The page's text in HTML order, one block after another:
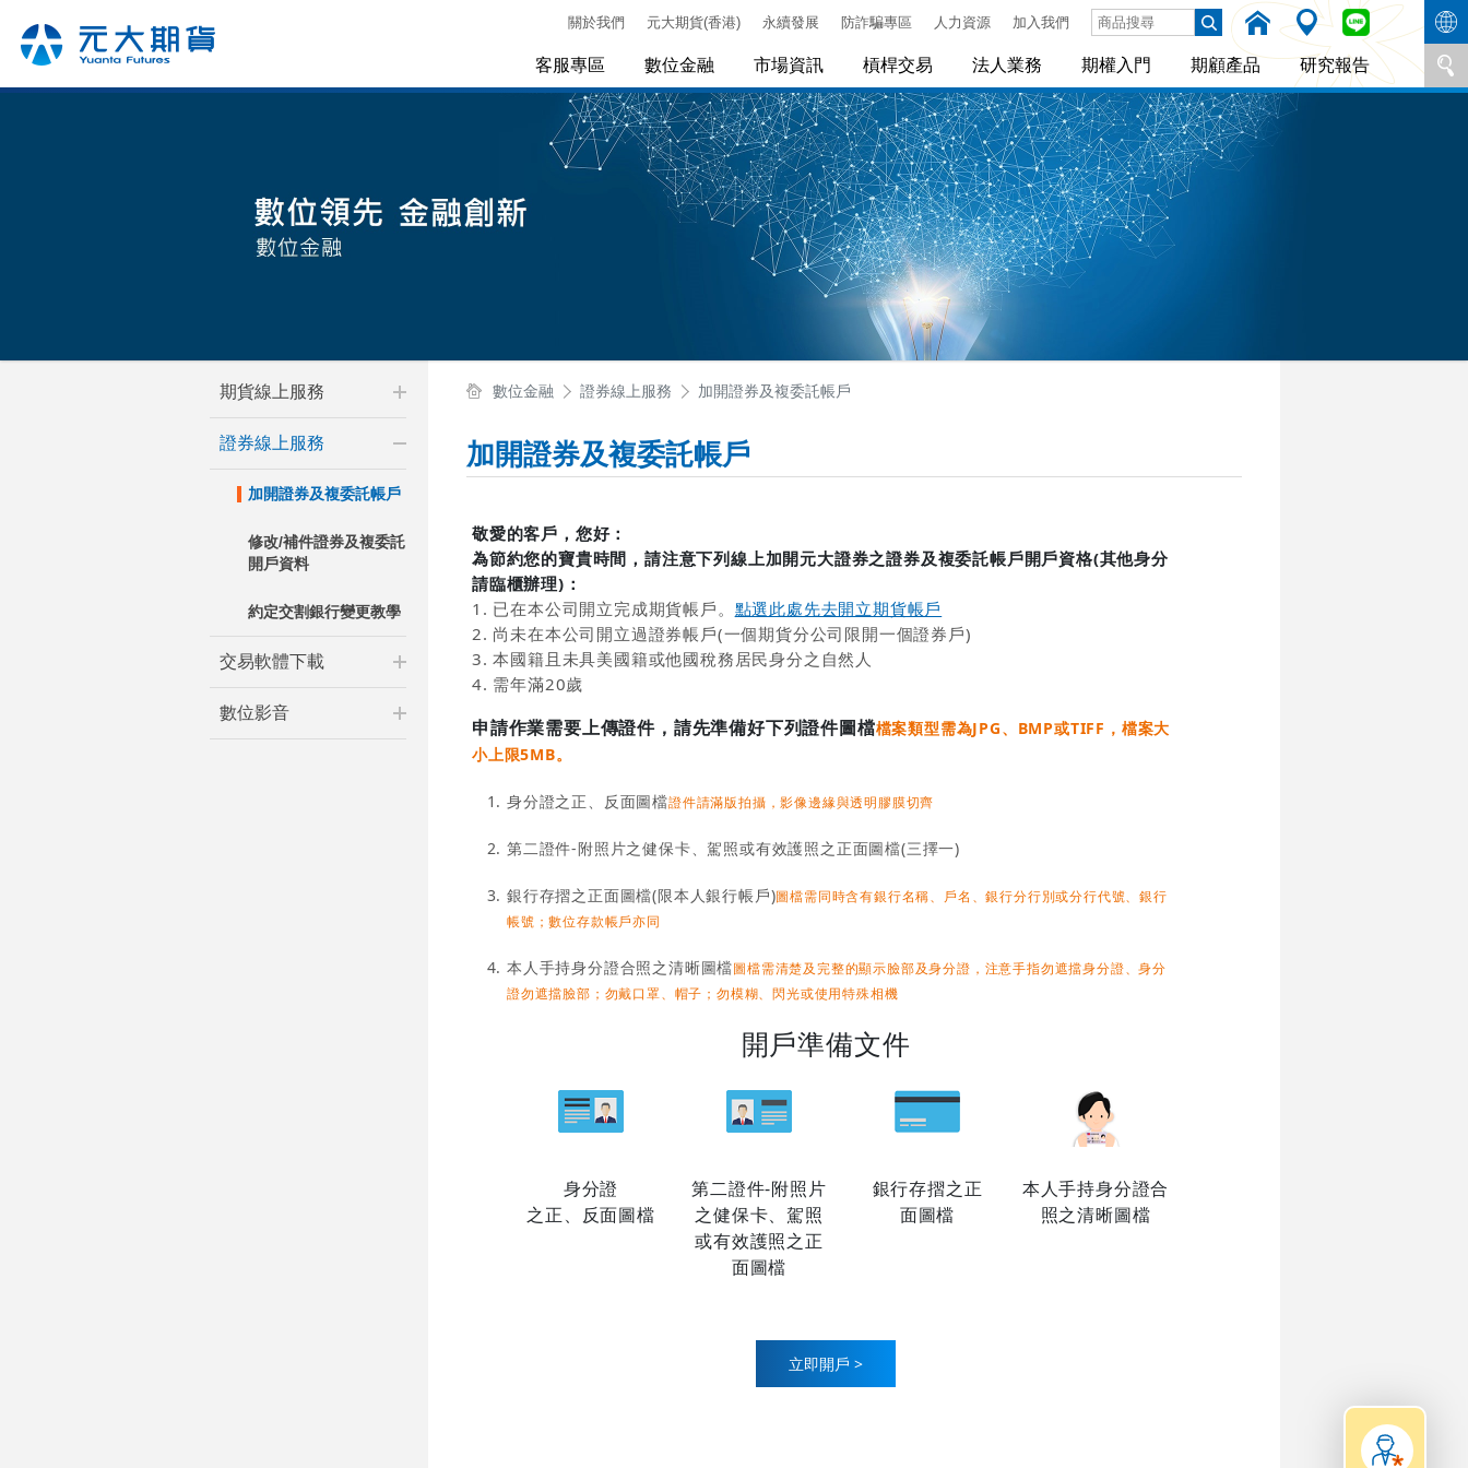
關於我們 元大期貨(香港) 永續發展 防詐騙專區 人力資源 加入我們
客服專區 數位金融 市場資訊 槓桿交易 法人業務 期權入門 期顧產品 研究報告
期貨線上服務
證券線上服務
加開證券及複委託帳戶
修改/補件證券及複委託
開戶資料
約定交割銀行變更教學
交易軟體下載
數位影音
數位金融 證券線上服務 加開證券及複委託帳戶
加開證券及複委託帳戶